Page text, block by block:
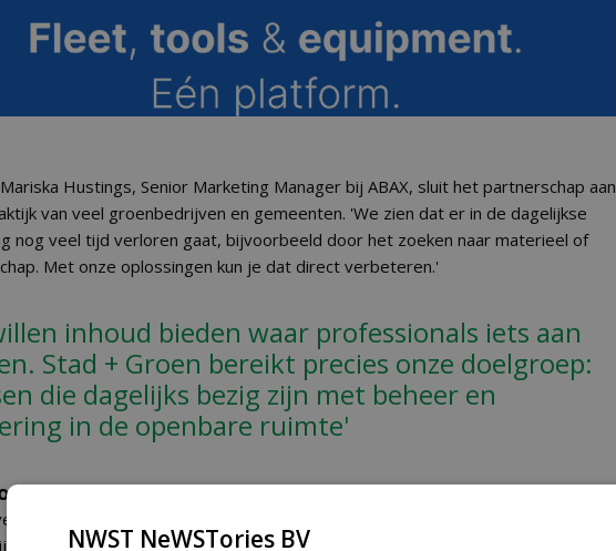
Hustings, Senior Marketing Manager bij ABAX, sluit het partnerschap aan
van veel groenbedrijven en gemeenten. 'We zien dat er in de dagelijkse
nog veel tijd verloren gaat, bijvoorbeeld door het zoeken naar materieel of
Met onze oplossingen kun je dat direct verbeteren.'
inhoud bieden waar professionals iets aan
Stad + Groen bereikt precies onze doelgroep:
die dagelijks bezig zijn met beheer en
in de openbare ruimte'
praktijk en efficiëntie
systemen waarmee voertuigen, machines en gereedschappen realtime te
Zo krijgen gebruikers inzicht in waar materieel zich bevindt en hoe het wordt
NWST NeWSTories BV